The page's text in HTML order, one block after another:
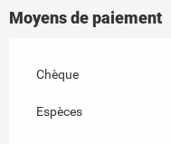
Moyens de paiement
Chèque
Espèces